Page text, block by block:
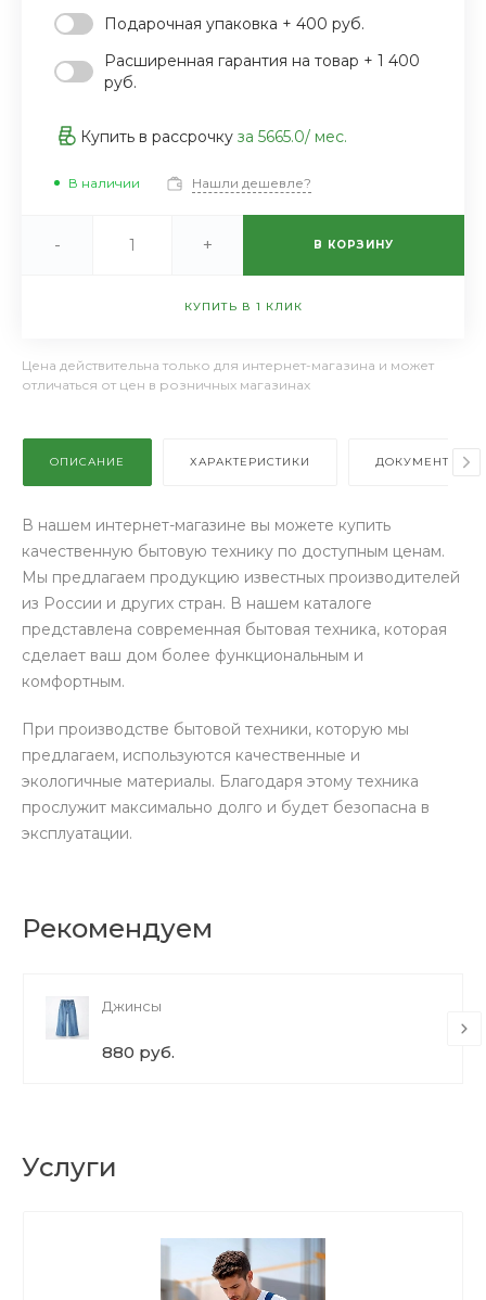
Подарочная упаковка + 400 руб.
Расширенная гарантия на товар + 1 400
руб.
Купить в рассрочку за 5665.0/ мес.
В наличии Нашли дешевле?
- + В КОРЗИНУ
КУПИТЬ В 1 КЛИК
Цена действительна только для интернет-магазина и может
отличаться от цен в розничных магазинах
ОПИСАНИЕ ХАРАКТЕРИСТИКИ ДОКУМЕНТЫ
В нашем интернет-магазине вы можете купить
качественную бытовую технику по доступным ценам.
Мы предлагаем продукцию известных производителей
из России и других стран. В нашем каталоге
представлена современная бытовая техника, которая
сделает ваш дом более функциональным и
комфортным.
При производстве бытовой техники, которую мы
предлагаем, используются качественные и
экологичные материалы. Благодаря этому техника
прослужит максимально долго и будет безопасна в
эксплуатации.
Рекомендуем
Джинсы
880 руб.
Услуги